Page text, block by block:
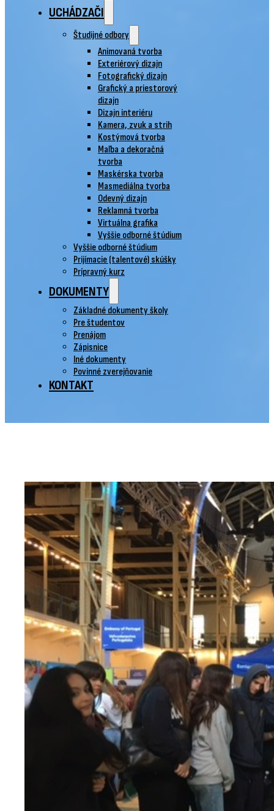
UCHÁDZAČI
Študijné odbory
Animovaná tvorba
Exteriérový dizajn
Fotografický dizajn
Grafický a priestorový
dizajn
Dizajn interiéru
Kamera, zvuk a strih
Kostýmová tvorba
Maľba a dekoračná
tvorba
Maskérska tvorba
Masmediálna tvorba
Odevný dizajn
Reklamná tvorba
Virtuálna grafika
Vyššie odborné štúdium
Vyššie odborné štúdium
Prijímacie (talentové) skúšky
Prípravný kurz
DOKUMENTY
Základné dokumenty školy
Pre študentov
Prenájom
Zápisnice
Iné dokumenty
Povinné zverejňovanie
KONTAKT